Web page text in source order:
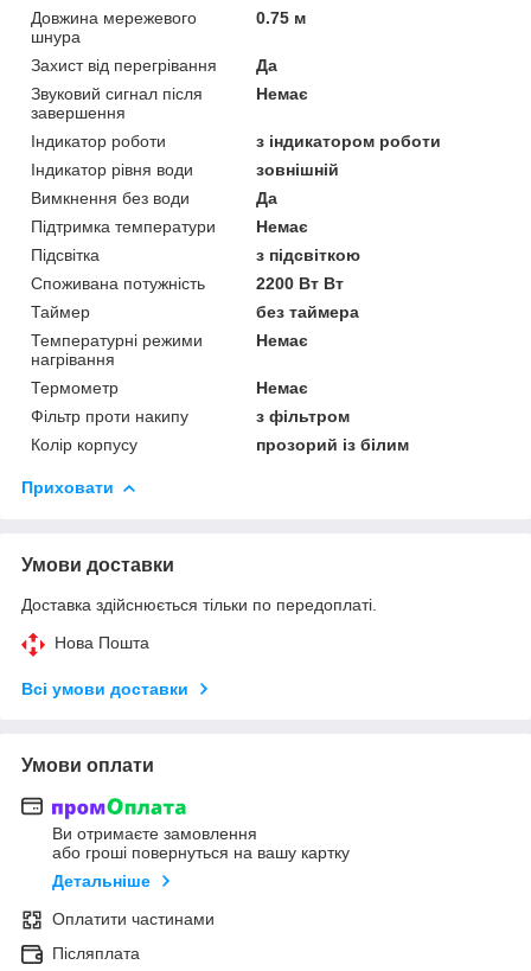
Довжина мережевого
шнура
0.75 м
Захист від перегрівання
Да
Звуковий сигнал після
завершення
Немає
Індикатор роботи
з індикатором роботи
Індикатор рівня води
зовнішній
Вимкнення без води
Да
Підтримка температури
Немає
Підсвітка
з підсвіткою
Споживана потужність
2200 Вт Вт
Таймер
без таймера
Температурні режими
нагрівання
Немає
Термометр
Немає
Фільтр проти накипу
з фільтром
Колір корпусу
прозорий із білим
Приховати
Умови доставки
Доставка здійснюється тільки по передоплаті.
Нова Пошта
Всі умови доставки
Умови оплати
Ви отримаєте замовлення
або гроші повернуться на вашу картку
Детальніше
Оплатити частинами
Післяплата